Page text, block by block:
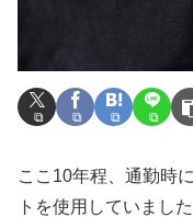
ここ10年程、通勤時
トを使用していました